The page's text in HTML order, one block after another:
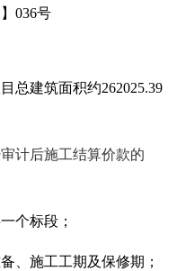
】 036号
总建筑面积约262025.39
计后施工结算价款的
个标段 ；
、施工工期及保修期 ；